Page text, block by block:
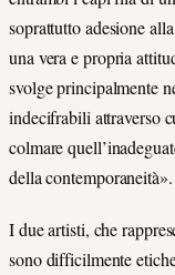
soprattutto adesione
una vera e propria
svolge principalmente
indecifrabili attraverso
colmare
della contemporaneità».
I due artisti, che
sono difficilmente